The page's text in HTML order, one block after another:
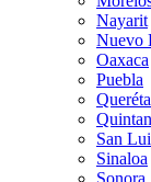
Nayarit
Nuevo
Oaxaca
Puebla
San
Sinaloa
Sonora